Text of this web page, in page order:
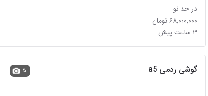
در حد نو
۶۸,۰۰۰,۰۰۰ تومان
۳ ساعت پیش
گوشی ردمی a5 ۵